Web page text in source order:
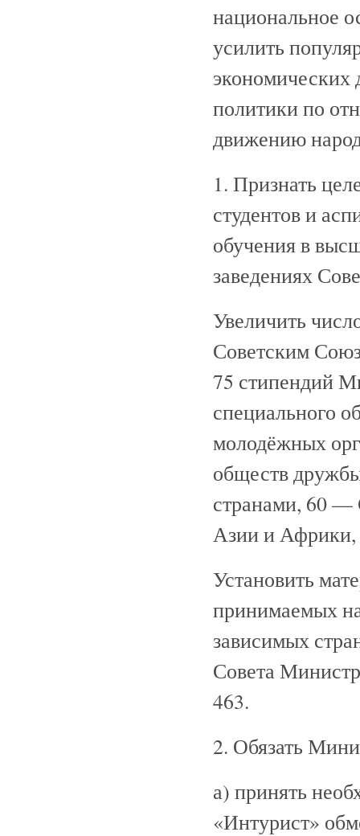
национальное
усилить
экономических
политики по
движению
1. Признать
студентов и
обучения в
заведениях
Увеличить
Советским
75 стипендий
специального
молодёжных
обществ
странами, 60 —
Азии и
Установить
принимаемых
зависимых
Совета
463.
2. Обязать
а) принять
«Интурист»